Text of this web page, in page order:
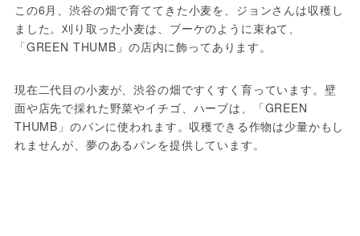
この6月、渋谷の畑で育ててきた小麦を、ジョンさんは収穫し
ました。刈り取った小麦は、ブーケのように束ねて、
現在二代目の小麦が、渋谷の畑ですくすく育っています。壁
面や店先で採れた野菜やイチゴ、ハーブは、「GREEN
THUMB」のパンに使われます。収穫できる作物は少量かもし
れませんが、夢のあるパンを提供しています。